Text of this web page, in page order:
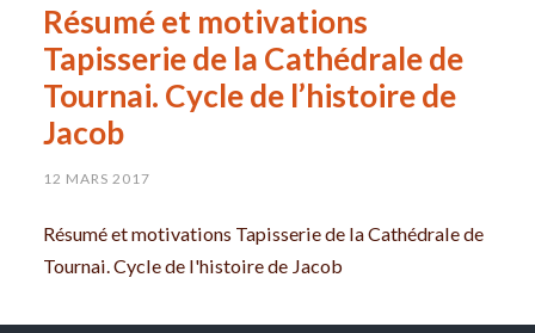
Résumé et motivations
Tapisserie de la Cathédrale de
Tournai. Cycle de l’histoire de
Jacob
12 MARS 2017
Résumé et motivations Tapisserie de la Cathédrale de
Tournai. Cycle de l'histoire de Jacob